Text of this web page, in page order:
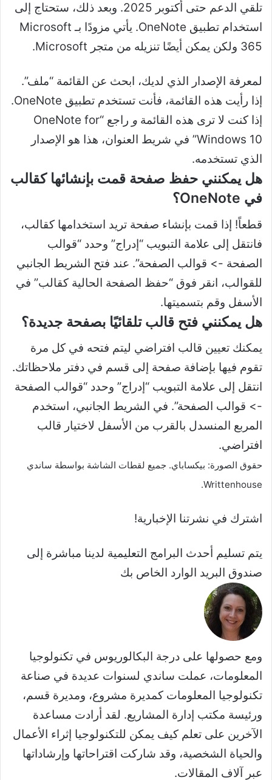
تلقي الدعم حتى أكتوبر 2025. وبعد ذلك، ستحتاج إلى
استخدام تطبيق OneNote. يأتي مزودًا بـ Microsoft
365 ولكن يمكن أيضًا تنزيله من متجر Microsoft.
لمعرفة الإصدار الذي لديك، ابحث عن القائمة “ملف”.
إذا رأيت هذه القائمة، فأنت تستخدم تطبيق OneNote.
إذا كنت لا ترى هذه القائمة و
راجع “OneNote for
Windows 10” في شريط العنوان، هذا هو الإصدار
الذي تستخدمه.
هل يمكنني حفظ صفحة قمت بإنشائها كقالب
في OneNote؟
قطعاً! إذا قمت بإنشاء صفحة تريد استخدامها كقالب،
فانتقل إلى علامة التبويب “إدراج” وحدد “قوالب
الصفحة -> قوالب الصفحة”. عند فتح الشريط الجانبي
للقوالب، انقر فوق “حفظ الصفحة الحالية كقالب” في
الأسفل وقم بتسميتها.
هل يمكنني فتح قالب تلقائيًا بصفحة جديدة؟
يمكنك تعيين قالب افتراضي ليتم فتحه في كل مرة
تقوم فيها بإضافة صفحة إلى قسم في دفتر ملاحظاتك.
انتقل إلى علامة التبويب “إدراج” وحدد “قوالب الصفحة
-> قوالب الصفحة”. في الشريط الجانبي، استخدم
المربع المنسدل بالقرب من الأسفل لاختيار قالب
افتراضي.
حقوق الصورة: بيكساباي. جميع لقطات الشاشة بواسطة ساندي
Writtenhouse.
اشترك في نشرتنا الإخبارية!
يتم تسليم أحدث البرامج التعليمية لدينا مباشرة إلى
صندوق البريد الوارد الخاص بك
ومع حصولها على درجة البكالوريوس في تكنولوجيا
المعلومات، عملت ساندي لسنوات عديدة في صناعة
تكنولوجيا المعلومات كمديرة مشروع، ومديرة قسم،
ورئيسة مكتب إدارة المشاريع. لقد أرادت مساعدة
الآخرين على تعلم كيف يمكن للتكنولوجيا إثراء الأعمال
والحياة الشخصية، وقد شاركت اقتراحاتها وإرشاداتها
عبر آلاف المقالات.